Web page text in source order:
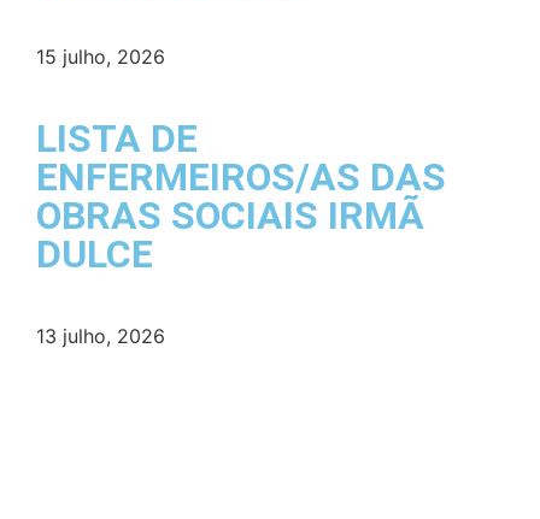
15 julho, 2026
LISTA DE
ENFERMEIROS/AS DAS
OBRAS SOCIAIS IRMÃ
DULCE
13 julho, 2026